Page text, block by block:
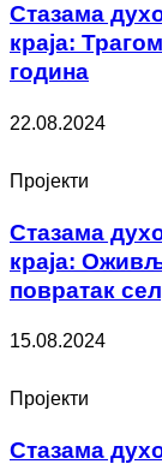
Стазама
краја:
година
22.08.2024
Пројекти
Стазама
краја:
повратак
15.08.2024
Пројекти
Стазама